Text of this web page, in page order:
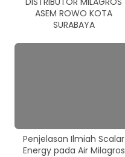
ASEM ROWO KOTA
SURABAYA
Penjelasan Ilmiah Scalar
Energy pada Air Milagros